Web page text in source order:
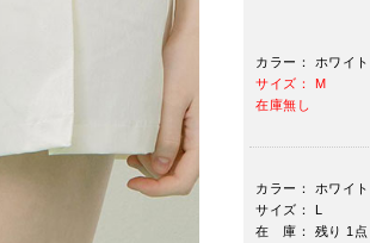
カラー： ホワイト
サイズ： M
在庫無し
カラー： ホワイト
サイズ： L
在 庫： 残り 1点